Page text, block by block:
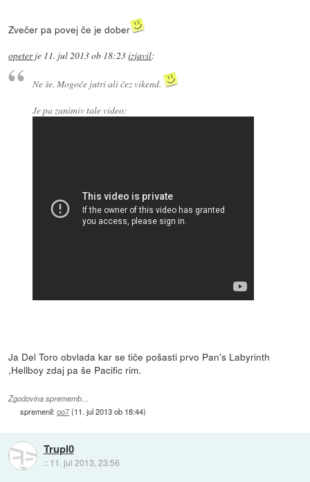
Zvečer pa povej če je dober
opeterje 11. jul 2013 ob 18:23izjavil:
Ne še. Mogoče jutri ali čez vikend.
Je pa zanimiv tale video:
Ja Del Toro obvlada kar se tiče pošasti prvo Pan's Labyrinth
,Hellboy zdaj pa še Pacific rim.
Zgodovina sprememb…
spremenil:oo7(11. jul 2013 ob 18:44)
Trupl0
:: 11. jul 2013, 23:56